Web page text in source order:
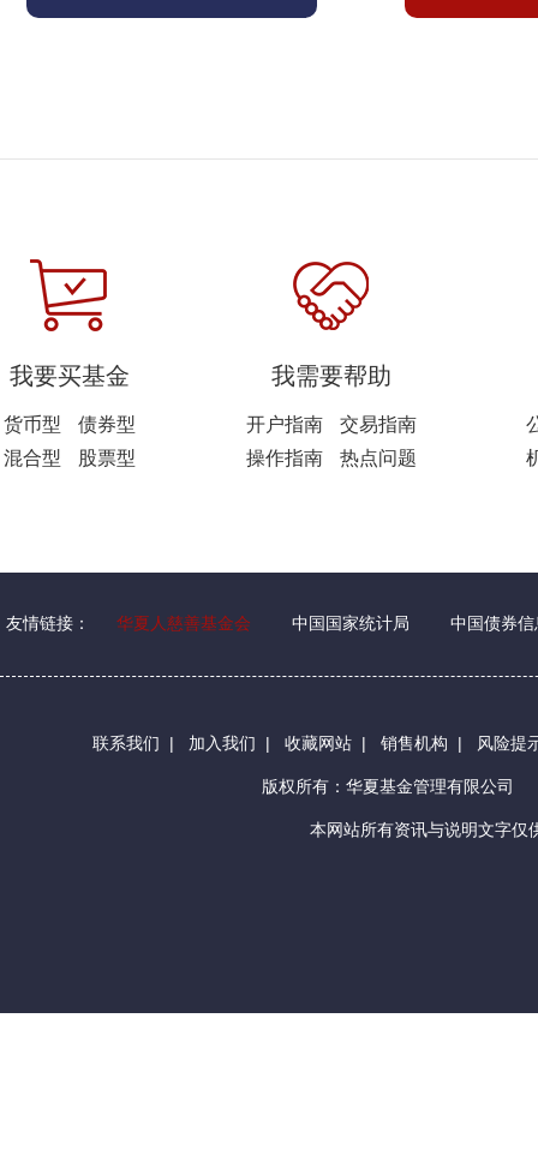
我要买基金
货币型
债券型
混合型
股票型
我需要帮助
开户指南
交易指南
操作指南
热点问题
友情链接： 华夏人慈善基金会 中国国家统计局 中国债券信
联系我们 | 加入我们 | 收藏网站 | 销售机构 | 风险提
版权所有：华夏基金管理有限公司
本网站所有资讯与说明文字仅